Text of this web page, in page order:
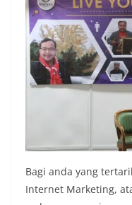
Bagi anda yang
Internet Marketing,